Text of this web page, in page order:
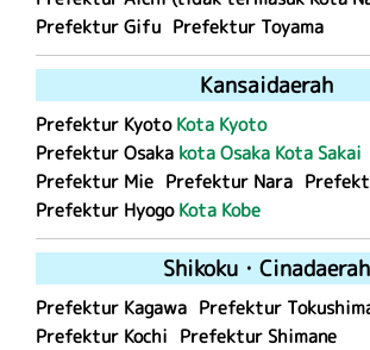
Prefektur Gifu Prefektur Toyama
Kansaidaerah
Prefektur KyotoKota Kyoto
Prefektur Osaka kota Osaka Kota Sakai
Prefektur Mie Prefektur Nara
Prefektur HyogoKota Kobe
Shikoku ・ Cinadaerah
Prefektur Kagawa Prefektur
Prefektur Kochi Prefektur Shimane